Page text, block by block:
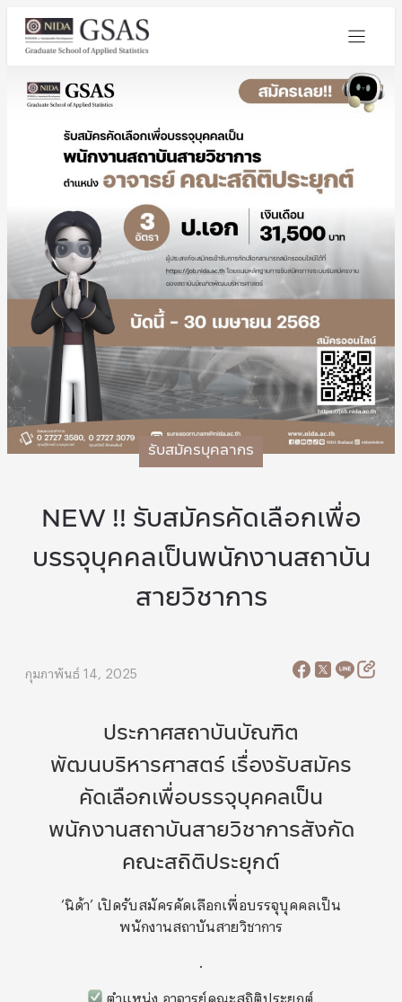
รับสมัครบุคลากร
NEW !! รับสมัครคัดเลือกเพื่อ
บรรจุบุคคลเป็นพนักงานสถาบัน
สายวิชาการ
กุมภาพันธ์ 14, 2025
ประกาศสถาบันบัณฑิต
พัฒนบริหารศาสตร์ เรื่องรับสมัคร
คัดเลือกเพื่อบรรจุบุคคลเป็น
พนักงานสถาบันสายวิชาการสังกัด
คณะสถิติประยุกต์
‘นิด้า’ เปิดรับสมัครคัดเลือกเพื่อบรรจุบุคคลเป็น
พนักงานสถาบันสายวิชาการ
ตำแหน่ง อาจารย์คณะสถิติประยุกต์